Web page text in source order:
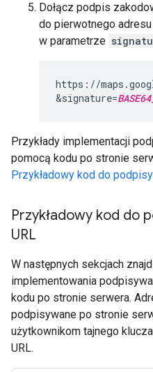
Dołącz podpis
do pierwotnego
w parametrze
https://
&signature=
Przykłady implementacji
pomocą kodu po stronie
Przykładowy kod do
Przykładowy kod do
URL
W następnych sekcjach
implementowania
kodu po stronie serwera.
podpisywane po stronie
użytkownikom tajnego
URL.